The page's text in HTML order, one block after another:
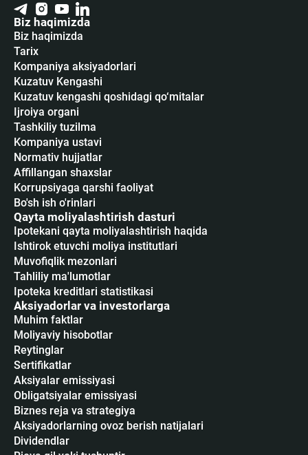
Biz haqimizda
Biz haqimizda
Tarix
Kompaniya aksiyadorlari
Kuzatuv Kengashi
Kuzatuv kengashi qoshidagi qo‘mitalar
Ijroiya organi
Tashkiliy tuzilma
Kompaniya ustavi
Normativ hujjatlar
Affillangan shaxslar
Korrupsiyaga qarshi faoliyat
Bo'sh ish o'rinlari
Qayta moliyalashtirish dasturi
Ipotekani qayta moliyalashtirish haqida
Ishtirok etuvchi moliya institutlari
Muvofiqlik mezonlari
Tahliliy ma'lumotlar
Ipoteka kreditlari statistikasi
Aksiyadorlar va investorlarga
Muhim faktlar
Moliyaviy hisobotlar
Reytinglar
Sertifikatlar
Аksiyalar emissiyasi
Obligatsiyalar emissiyasi
Biznes reja va strategiya
Aksiyadorlarning ovoz berish natijalari
Dividendlar